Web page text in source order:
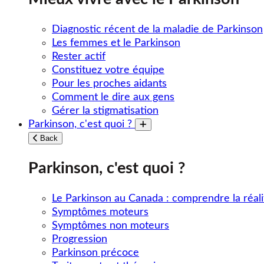
Diagnostic récent de la maladie de Parkinson
Les femmes et le Parkinson
Rester actif
Constituez votre équipe
Pour les proches aidants
Comment le dire aux gens
Gérer la stigmatisation
Parkinson, c'est quoi ?
Toggle submenu
Back
Parkinson, c'est quoi ?
Le Parkinson au Canada : comprendre la
Symptômes moteurs
Symptômes non moteurs
Progression
Parkinson précoce